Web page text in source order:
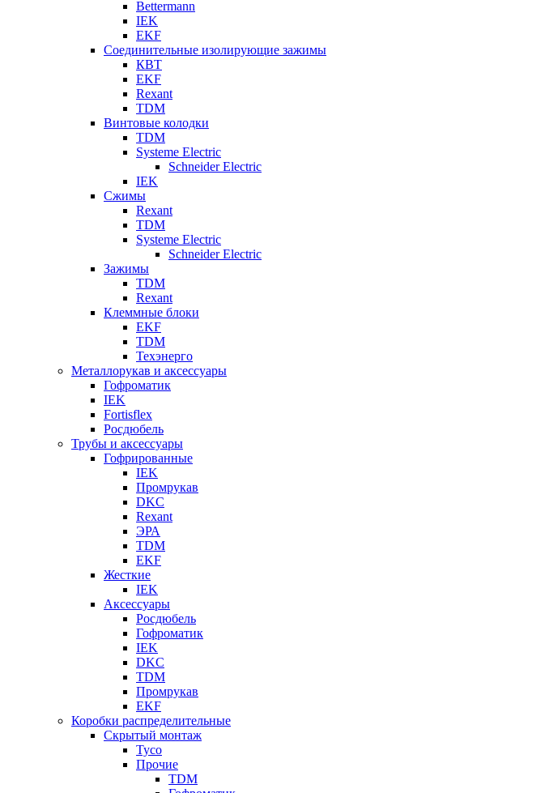
Bettermann
IEK
EKF
Соединительные изолирующие зажимы
КВТ
EKF
Rexant
TDM
Винтовые колодки
TDM
Systeme Electric
Schneider Electric
IEK
Сжимы
Rexant
TDM
Systeme Electric
Schneider Electric
Зажимы
TDM
Rexant
Клеммные блоки
EKF
TDM
Техэнерго
Металлорукав и аксессуары
Гофроматик
IEK
Fortisflex
Росдюбель
Трубы и аксессуары
Гофрированные
IEK
Промрукав
DKC
Rexant
ЭРА
TDM
EKF
Жесткие
IEK
Аксессуары
Росдюбель
Гофроматик
IEK
DKC
TDM
Промрукав
EKF
Коробки распределительные
Скрытый монтаж
Tyco
Прочие
TDM